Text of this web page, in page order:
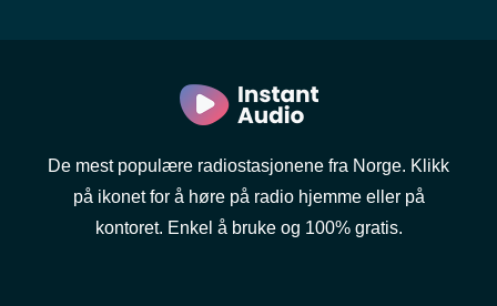
De mest populære radiostasjonene fra Norge. Klikk
på ikonet for å høre på radio hjemme eller på
kontoret. Enkel å bruke og 100% gratis.